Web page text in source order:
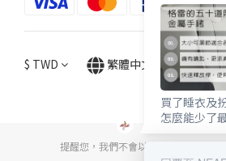
$ TWD 繁體中文
提醒您，我們不會以電話或簡訊方式通
買了睡衣及
怎麼能少了